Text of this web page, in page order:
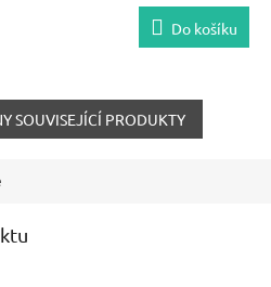
Do košíku
SOUVISEJÍCÍ PRODUKTY